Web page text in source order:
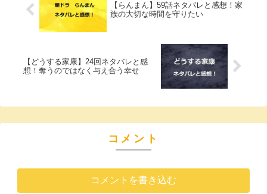
【らんまん】59話ネタバレと感想！家
族の大切な時間を守りたい
【どうする家康】24回ネタバレと感
想！奪うのではなく与え合う幸せ
コメント
コメントを書き込む